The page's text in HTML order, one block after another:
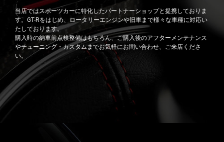
当店ではスポーツカーに特化したパートナーショップと提携しておりま
す。GT-Rをはじめ、ロータリーエンジンや旧車まで様々な車種に対応い
たしております。
購入時の納車前点検整備はもちろん、ご購入後のアフターメンテナンス
やチューニング・カスタムまでお気軽にお問い合わせ、ご来店くださ
い。